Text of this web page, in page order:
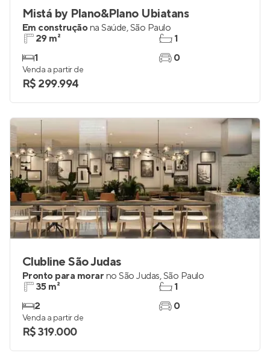
Mistá by Plano&Plano Ubiatans
Em construçãona Saúde,São Paulo
29 m²
1
1
0
Venda a partir de
R$ 299.994
Clubline São Judas
Pronto para morar no São Judas,São Paulo
35 m²
2
1
0
Venda a partir de
R$ 319.000